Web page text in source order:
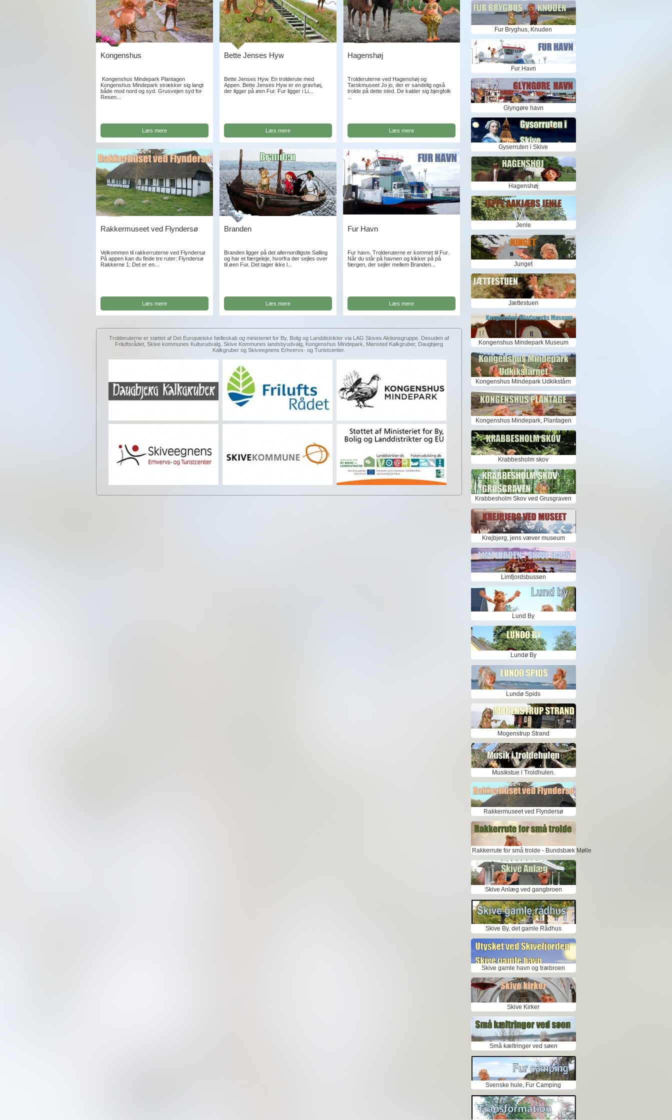
Kongenshus
Kongenshus Mindepark Plantagen
Kongenshus Mindepark strækker sig langt
både mod nord og syd. Grusvejen syd for
Resen...
Læs mere
Bette Jenses Hyw
Bette Jenses Hyw. En trolderute med
Appen. Bette Jenses Hyw er en gravhøj,
der ligger på øen Fur. Fur ligger i Li...
Læs mere
Hagenshøj
Trolderuterne ved Hagenshøj og
Tarokmuseet Jo jo, der er sandelig også
trolde på dette sted. De kalder sig bjergfolk
Læs mere
Rakkermuseet ved Flyndersø
Velkommen til rakkerruterne ved Flyndersø
På appen kan du finde tre ruter: Flyndersø
Rakkerne 1: Det er en...
Læs mere
Branden
Branden ligger på det allernordligste Salling
og har et færgeleje, hvorfra der sejles over
til øen Fur. Det tager ikke l...
Læs mere
Fur Havn
Fur havn. Trolderuterne er kommet til Fur.
Når du står på havnen og kikker på på
færgen, der sejler mellem Branden...
Læs mere
Trolderuterne er støttet af Det Europæiske fælleskab og ministeriet for By, Bolig og Landdistrikter via LAG Skives Aktionsgruppe. Desuden af
Friluftsrådet, Skive kommunes Kulturudvalg, Skive Kommunes landsbyudvalg, Kongenshus Mindepark, Mønsted Kalkgruber, Daugbjerg
Kalkgruber og Skiveegnens Erhvervs- og Turistcenter.
Fur Bryghus, Knuden
Fur Havn
Glyngøre havn
Gyserruten i Skive
Hagenshøj
Jenle
Junget
Jættestuen
Kongenshus Mindepark Museum
Kongenshus Mindepark Udkikstårn
Kongenshus Mindepark, Plantagen
Krabbesholm skov
Krabbesholm Skov ved Grusgraven
Krejbjerg, jens væver museum
Limfjordsbussen
Lund By
Lundø By
Lundø Spids
Mogenstrup Strand
Musikstue i Troldhulen.
Rakkermuseet ved Flyndersø
Rakkerrute for små trolde - Bundsbæk Mølle
Skive Anlæg ved gangbroen
Skive By, det gamle Rådhus
Skive gamle havn og træbroen
Skive Kirker
Små kæltringer ved søen
Svenske hule, Fur Camping